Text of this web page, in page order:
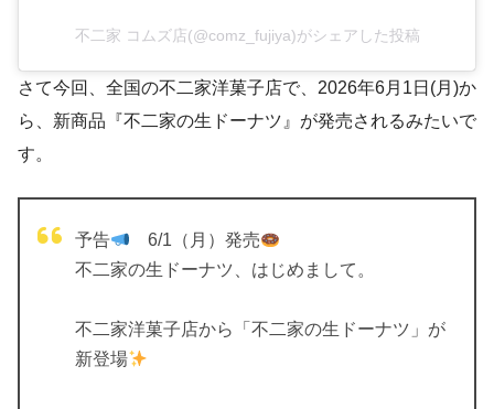
不二家 コムズ店(@comz_fujiya)がシェアした投稿
さて今回、全国の不二家洋菓子店で、2026年6月1日(月)か
ら、新商品『不二家の生ドーナツ』が発売されるみたいで
す。
予告
6/1（月）発売
不二家の生ドーナツ、はじめまして。
不二家洋菓子店から「不二家の生ドーナツ」が
新登場